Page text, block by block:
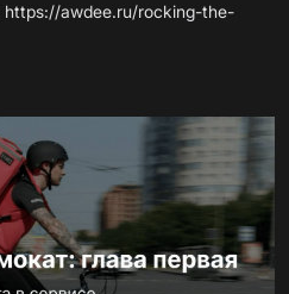
https://awdee.ru/rocking-the-